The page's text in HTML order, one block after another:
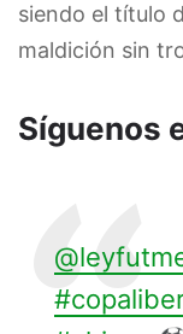
siendo el título
maldición sin
Síguenos